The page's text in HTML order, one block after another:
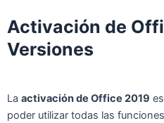
Activación de
Versiones
La activación de Office 2019
poder utilizar todas las